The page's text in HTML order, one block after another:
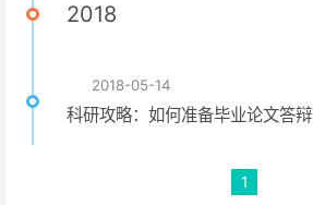
2018
2018-05-14
科研攻略：如何准备毕业论文答辩
1